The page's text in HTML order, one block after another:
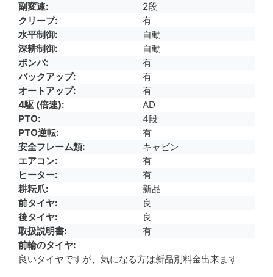
副変速
2段
クリープ
有
水平制御
自動
深耕制御
自動
ポンパ
有
バックアップ
有
オートアップ
有
4駆 (倍速)
AD
PTO
4段
PTO逆転
有
安全フレーム類
キャビン
エアコン
有
ヒーター
有
耕耘爪
新品
前タイヤ
良
後タイヤ
良
取扱説明書
有
前輪のタイヤ
良いタイヤですが、気になる方は新品別料金出来ます